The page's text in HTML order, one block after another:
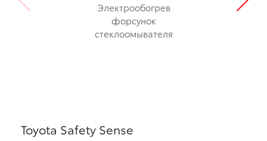
Электрообогрев
форсунок
стеклоомывателя
Toyota Safety Sense